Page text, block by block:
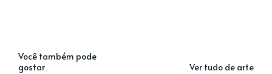
Você também pode
gostar
Ver tudo de arte